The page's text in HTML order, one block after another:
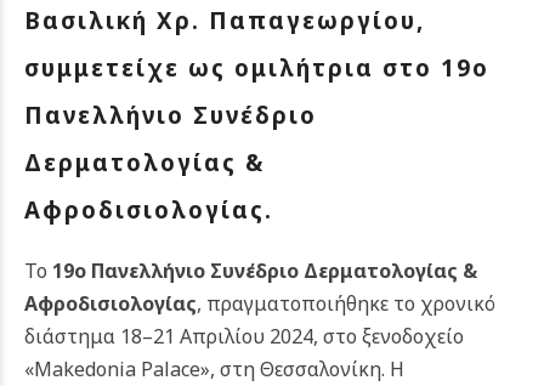
Βασιλική Χρ. Παπαγεωργίου,
συμμετείχε ως ομιλήτρια στο 19ο
Πανελλήνιο Συνέδριο
Δερματολογίας &
Αφροδισιολογίας.
Το 19ο Πανελλήνιο Συνέδριο Δερματολογίας &
Αφροδισιολογίας, πραγματοποιήθηκε το χρονικό
διάστημα 18–21 Απριλίου 2024, στο ξενοδοχείο
«Makedonia Palace», στη Θεσσαλονίκη. Η